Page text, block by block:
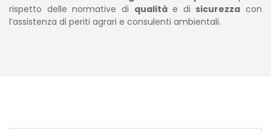
rispetto delle normative di qualitàe di sicurezza con
l’assistenza di periti agrari e consulenti ambientali.